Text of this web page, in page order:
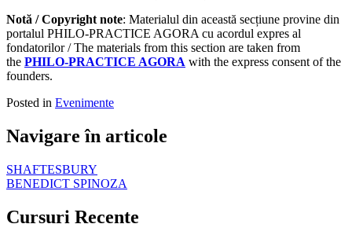
Notă / Copyright note: Materialul din această secțiune provine din
portalul PHILO-PRACTICE AGORA cu acordul expres al
fondatorilor / The materials from this section are taken from
the PHILO-PRACTICE AGORA with the express consent of the
founders.
Posted in Evenimente
Navigare în articole
SHAFTESBURY
BENEDICT SPINOZA
Cursuri Recente